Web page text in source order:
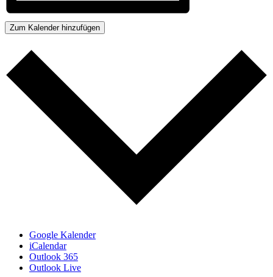
Zum Kalender hinzufügen
Google Kalender
iCalendar
Outlook 365
Outlook Live